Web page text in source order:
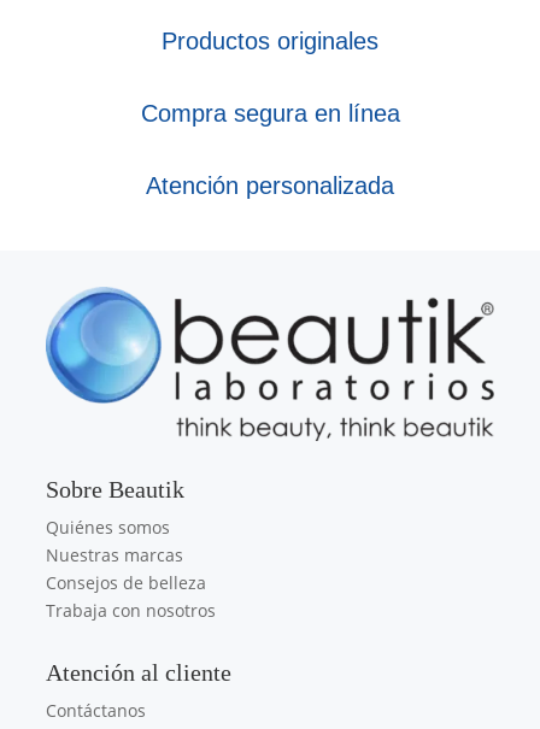
Productos originales
Compra segura en línea
Atención personalizada
Sobre Beautik
Quiénes somos
Nuestras marcas
Consejos de belleza
Trabaja con nosotros
Atención al cliente
Contáctanos